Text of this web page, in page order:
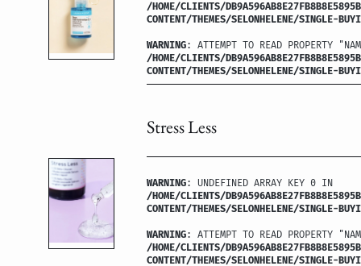
/HOME/CLIENTS/
CONTENT/THEMES/SELONHELENE/SINGLE-
WARNING: ATTEMPT TO READ PROPERTY
/HOME/CLIENTS/
CONTENT/THEMES/SELONHELENE/SINGLE-
Stress Less
WARNING: UNDEFINED ARRAY KEY 0 IN
/HOME/CLIENTS/
CONTENT/THEMES/SELONHELENE/SINGLE-
WARNING: ATTEMPT TO READ PROPERTY
/HOME/CLIENTS/
CONTENT/THEMES/SELONHELENE/SINGLE-